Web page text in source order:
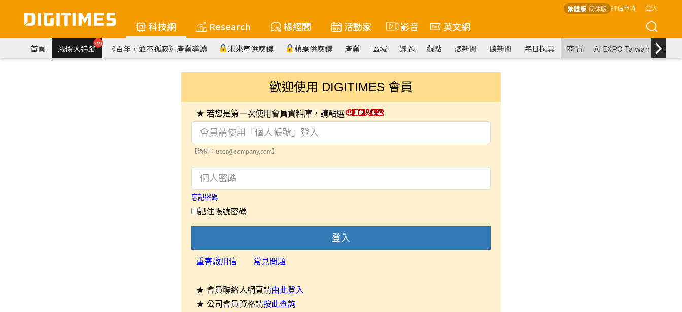
繁體版 简体版 評估申請 登入
科技網 Research 椽經閣 活動家 影音 英文網
首頁 漲價大追蹤259 《百年，並不孤寂》產業導讀 未來車供應鏈 蘋果供應鏈 產業 區域 議題 觀點 漫新聞 聽新聞 每日椽真 商情 AI EXPO Taiwan
歡迎使用 DIGITIMES 會員
★ 若您是第一次使用會員資料庫，請點選
【範例：user@company.com】
忘記密碼
記住帳號密碼
登入
重寄啟用信 常見問題
★ 會員聯絡人網頁請由此登入
★ 公司會員資格請按此查詢